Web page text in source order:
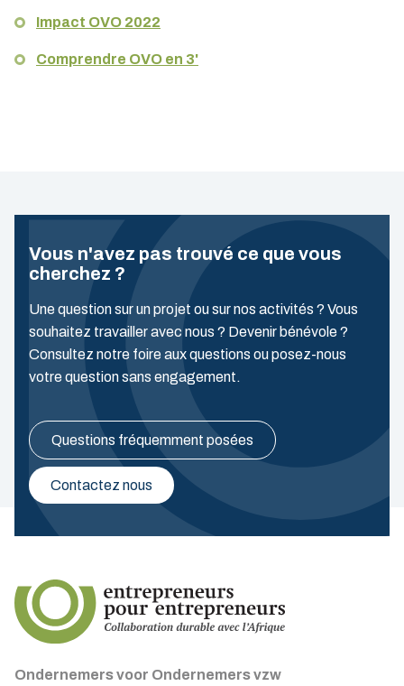
Impact OVO 2022
Comprendre OVO en 3'
Vous n'avez pas trouvé ce que vous
cherchez ?
Une question sur un projet ou sur nos activités ? Vous
souhaitez travailler avec nous ? Devenir bénévole ?
Consultez notre foire aux questions ou posez-nous
votre question sans engagement.
Questions fréquemment posées
Contactez nous
Ondernemers voor Ondernemers vzw